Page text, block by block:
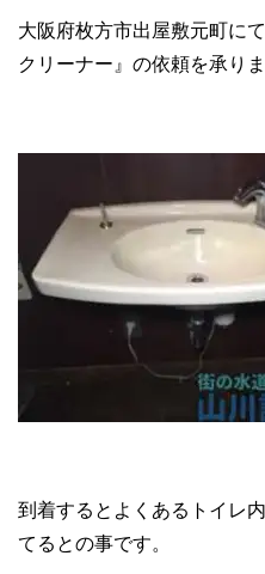
大阪府枚方市出屋敷元町に
クリーナー』の依頼を承りま
到着するとよくあるトイレ
てるとの事です。